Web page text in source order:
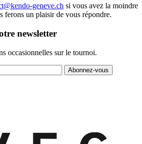
geneve.ch si vous avez la moindre
ferons un plaisir de vous répondre.
newsletter
occasionnelles sur le tournoi.
Abonnez-vous